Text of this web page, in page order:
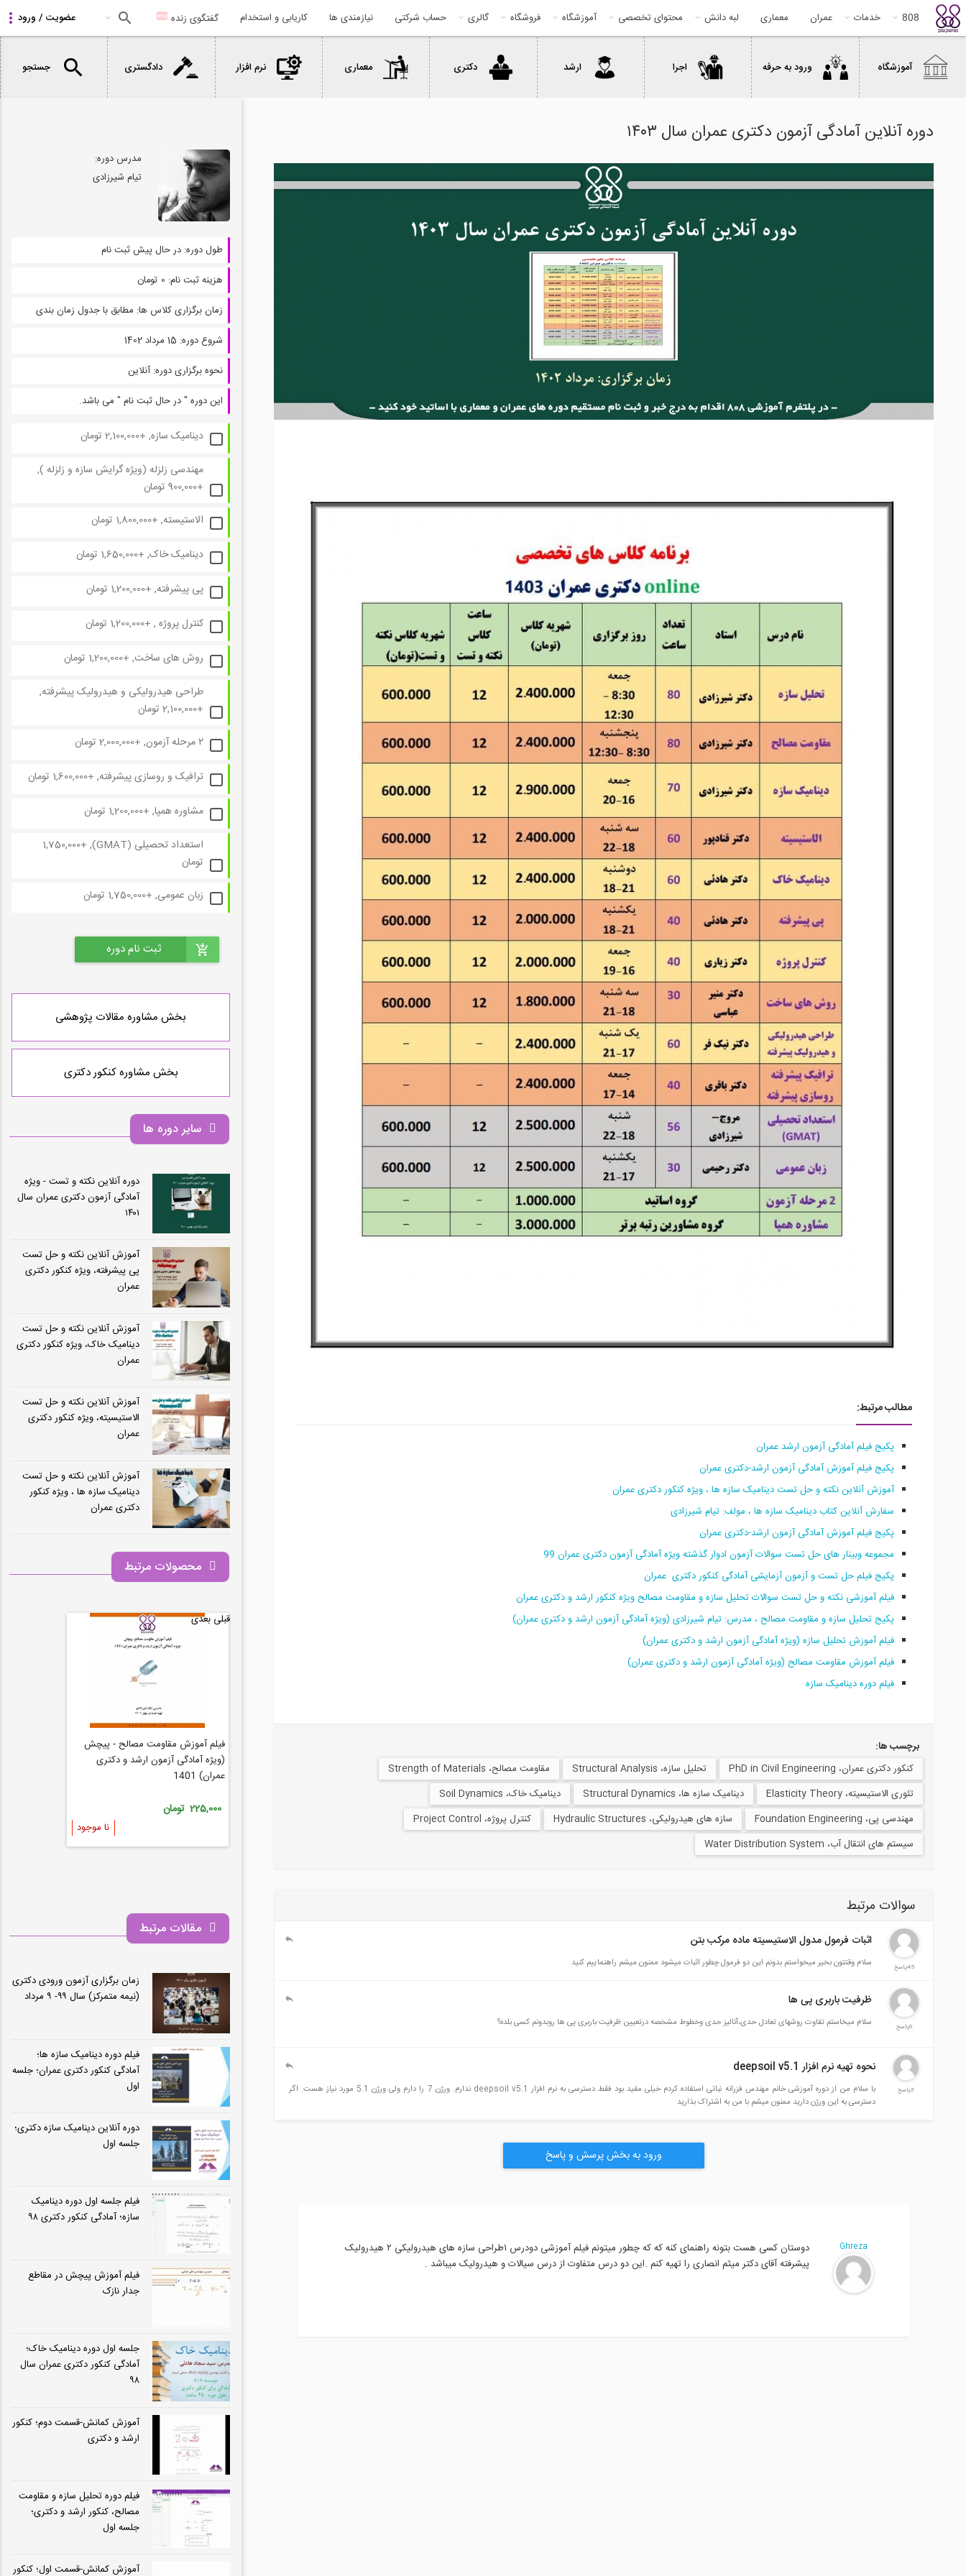
808 خدمات عمران معماری لبه دانش محتوای تخصصی آموزشگاه فروشگاه گالری حساب شرکتی نیازمندی ها کاریابی و استخدام گفتگوی زنده
آموزشگاه ورود به حرفه اجرا ارشد دکتری معماری نرم افزار دادگستری جستجو
دوره آنلاین آمادگی آزمون دکتری عمران سال ۱۴۰۳
مطالب مرتبط:
پکیج فیلم آمادگی آزمون ارشد عمران
پکیج فیلم آموزش آمادگی آزمون ارشد-دکتری عمران
آموزش آنلاین نکته و حل تست دینامیک سازه ها ، ویژه کنکور دکتری عمران
سفارش آنلاین کتاب دینامیک سازه ها ، مولف: تیام شیرزادی
پکیج فیلم آموزش آمادگی آزمون ارشد-دکتری عمران
مجموعه وبینار های حل تست سوالات آزمون ادوار گذشته ویژه آمادگی آزمون دکتری عمران 99
پکیج فیلم حل تست و آزمون آزمایشی آمادگی کنکور دکتری عمران
فیلم آموزشی نکته و حل تست سوالات تحلیل سازه و مقاومت مصالح ویژه کنکور ارشد و دکتری عمران
پکیج تحلیل سازه و مقاومت مصالح ، مدرس: تیام شیرزادی (ویژه آمادگی آزمون ارشد و دکتری عمران)
فیلم آموزش تحلیل سازه (ویژه آمادگی آزمون ارشد و دکتری عمران)
فیلم آموزش مقاومت مصالح (ویژه آمادگی آزمون ارشد و دکتری عمران)
فیلم دوره دینامیک سازه
برچسب ها:
کنکور دکتری عمران، PhD in Civil Engineering
تحلیل سازه، Structural Analysis
مقاومت مصالح، Strength of Materials
تئوری الاستیسیته، Elasticity Theory
دینامیک سازه ها، Structural Dynamics
دینامیک خاک، Soil Dynamics
مهندسی پی، Foundation Engineering
سازه های هیدرولیکی، Hydraulic Structures
کنترل پروژه، Project Control
سیستم های انتقال آب، Water Distribution System
سوالات مرتبط
45پاسخ
اثبات فرمول مدول الاستیسیته ماده مرکب بتن
سلام وقتتون بخیر میخواستم بدونم این دو فرمول چطور اثبات میشود ممنون میشم راهنماییم کنید
0پاسخ
ظرفیت باربری پی ها
سلام میخاستم تفاوت روشهای تعادل حدی،آنالیز حدی وخطوط مشخصه درتعیین ظرفیت باربری پی ها روبدونم کسی بلده؟
3پاسخ
نحوه تهیه نرم افزار deepsoil v5.1
با سلام من از دوره آموزشی خانم مهندس فزرانه نباتی استفاده کردم خیلی مفید بود فقط دسترسی به نرم افزار deepsoil v5.1 ندارم. ورژن 7 را دارم ولی ورژن 5.1 مورد نیاز هست. اگر
دسترسی به این ورژن دارید ممنون میشم با من به اشتراک بذارید
ورود به بخش پرسش و پاسخ
دوستان کسی هست بتونه راهنمای کنه که که چطور میتونم فیلم آموزشی دودرس ۱طراحی سازه های هیدرولیکی ۲ هیدرولیک
پیشرفته آقای دکتر میثم انصاری را تهیه کنم .این دو درس متفاوت از درس سیالات و هیدرولیک میباشد .
Ghreza
مدرس دوره:
تیام شیرزادی
طول دوره: در حال پیش ثبت نام
هزینه ثبت نام: 0 تومان
زمان برگزاری کلاس ها: مطابق با جدول زمان بندی
شروع دوره: 15 مرداد 1402
نحوه برگزاری دوره: آنلاین
این دوره " در حال ثبت نام " می باشد.
دینامیک سازه, +2,100,000 تومان
مهندسی زلزله (ویژه گرایش سازه و زلزله ),
+900,000 تومان
الاستیسته, +1,800,000 تومان
دینامیک خاک, +1,650,000 تومان
پی پیشرفته, +1,200,000 تومان
کنترل پروژه , +1,200,000 تومان
روش های ساخت, +1,200,000 تومان
طراحی هیدرولیکی و هیدرولیک پیشرفته,
+2,100,000 تومان
۲ مرحله آزمون, +2,000,000 تومان
ترافیک و روسازی پیشرفته, +1,600,000 تومان
مشاوره همپا, +1,200,000 تومان
استعداد تحصیلی (GMAT), +1,750,000
تومان
زبان عمومی, +1,750,000 تومان
بخش مشاوره مقالات پژوهشی
بخش مشاوره کنکور دکتری
سایر دوره ها
دوره آنلاین نکته و تست - ویژه
آمادگی آزمون دکتری عمران سال
۱۴۰۱
آموزش آنلاین نکته و حل تست
پی پیشرفته، ویژه کنکور دکتری
عمران
آموزش آنلاین نکته و حل تست
دینامیک خاک، ویژه کنکور دکتری
عمران
آموزش آنلاین نکته و حل تست
الاستیسیته، ویژه کنکور دکتری
عمران
آموزش آنلاین نکته و حل تست
دینامیک سازه ها ، ویژه کنکور
دکتری عمران
محصولات مرتبط
قبلی بعدی
فیلم آموزش مقاومت مصالح - پیچش
(ویژه آمادگی آزمون ارشد و دکتری
عمران) 1401
225,000 تومان
نا موجود
سیستم های اجرای پروژه در صنعت
ساختمان
98,000 تومان
نا موجود
مقالات مرتبط
زمان برگزاری آزمون ورودی دکتری
(نيمه متمرکز) سال ۹۹- ۹ مرداد
فیلم دوره دینامیک سازه ها؛
آمادگی کنکور دکتری عمران؛ جلسه
اول
دوره آنلاین دینامیک سازه دکتری؛
جلسه اول
فیلم جلسه اول دوره دینامیک
سازه؛ آمادگی کنکور دکتری ۹۸
فیلم آموزش پیچش در مقاطع
جدار نازک
جلسه اول دوره دینامیک خاک؛
آمادگی کنکور دکتری عمران سال
۹۸
آموزش كمانش-قسمت دوم؛ کنکور
ارشد و دکتری
فیلم دوره تحلیل سازه و مقاومت
مصالح، کنکور ارشد و دکتری؛
جلسه اول
آموزش كمانش-قسمت اول؛ کنکور